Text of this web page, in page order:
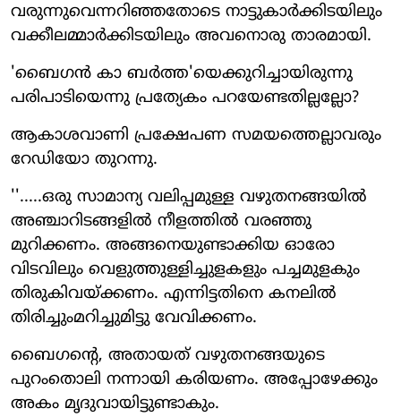
വരുന്നുവെന്നറിഞ്ഞതോടെ നാട്ടുകാര്‍ക്കിടയിലും
വക്കീലമ്മാര്‍ക്കിടയിലും അവനൊരു താരമായി.
'ബൈഗന്‍ കാ ബര്‍ത്ത'യെക്കുറിച്ചായിരുന്നു
പരിപാടിയെന്നു പ്രത്യേകം പറയേണ്ടതില്ലല്ലോ?
ആകാശവാണി പ്രക്ഷേപണ സമയത്തെല്ലാവരും
റേഡിയോ തുറന്നു.
''.....ഒരു സാമാന്യ വലിപ്പമുള്ള വഴുതനങ്ങയില്‍
അഞ്ചാറിടങ്ങളില്‍ നീളത്തില്‍ വരഞ്ഞു
മുറിക്കണം. അങ്ങനെയുണ്ടാക്കിയ ഓരോ
വിടവിലും വെളുത്തുള്ളിച്ചുളകളും പച്ചമുളകും
തിരുകിവയ്ക്കണം. എന്നിട്ടതിനെ കനലില്‍
തിരിച്ചുംമറിച്ചുമിട്ടു വേവിക്കണം.
ബൈഗന്റെ, അതായത് വഴുതനങ്ങയുടെ
പുറംതൊലി നന്നായി കരിയണം. അപ്പോഴേക്കും
അകം മൃദുവായിട്ടുണ്ടാകും.